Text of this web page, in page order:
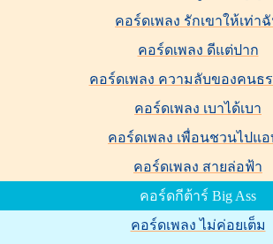
คอร์ดเพลง รักเขาให้เท่า
คอร์ดเพลง ดีแต่ปาก
คอร์ดเพลง ความลับของคนธ
คอร์ดเพลง เบาได้เบา
คอร์ดเพลง เพื่อนชวนไปแ
คอร์ดเพลง สายล่อฟ้า
คอร์ดกีต้าร์ Big Ass
คอร์ดเพลง ไม่ค่อยเต็ม